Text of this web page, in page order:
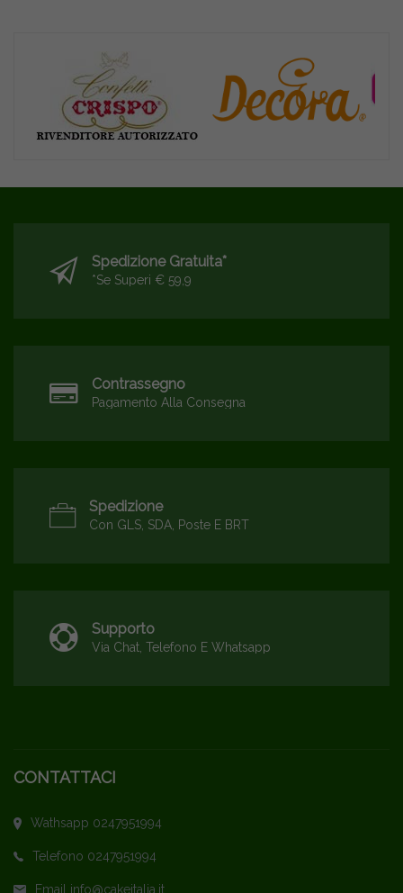
Spedizione Gratuita*
*se Superi € 59,9
Contrassegno
Pagamento Alla Consegna
Spedizione
Con GLS, SDA, Poste E BRT
Supporto
Via Chat, Telefono E Whatsapp
CONTATTACI
Wathsapp 0247951994
Telefono 0247951994
Email info@cakeitalia.it